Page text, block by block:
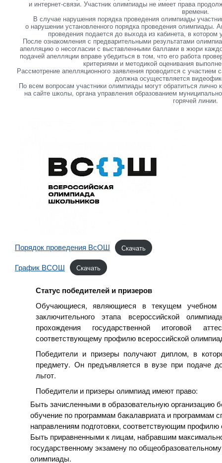
и интернет-связи. Участник олимпиады не имеет права
времени.
В случае нарушения порядка проведения олимпиады
о нарушении установленного порядка проведения олимпиады.
проведения подается до выхода из кабинета, в
После ознакомления с предварительными результатами
апелляцию о несогласии с выставленными баллами в жюри
подачей апелляции вправе убедиться в том, что его работа
критериями и методикой оценивания
Рассмотрение апелляционного заявления проводится с
должна осуществляется
По всем вопросам участники олимпиады могут обратиться лично
на сайте школы, органа управления образованием
горячей линии.
Порядок проведения ВсОШ Скачать
График ВСОШ Скачать
Статус победителей и призеров
Обучающиеся, являющиеся в текущем учебном
заключительного этапа всероссийской
прохождения государственной итоговой
соответствующему профилю всероссийской
Победители и призеры получают диплом, в
предмету. Он предъявляется в вузе при подаче
льгот.
Победители и призеры олимпиад имеют право:
Быть зачисленными в образовательную организацию
обучение по программам бакалавриата и программам
направлениям подготовки, соответствующим
Быть приравненными к лицам, набравшим
государственному экзамену по
олимпиады.